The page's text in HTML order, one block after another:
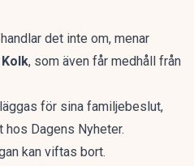
det inte om, menar
, som även får medhåll från
för sina familjebeslut,
hos Dagens Nyheter.
kan viftas bort.